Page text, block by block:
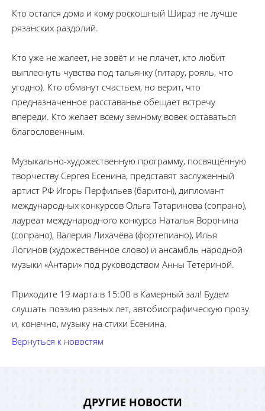
Кто остался дома и кому роскошный Шираз не лучше
рязанских раздолий.
Кто уже не жалеет, не зовёт и не плачет, кто любит
выплеснуть чувства под тальянку (гитару, рояль, что
угодно). Кто обманут счастьем, но верит, что
предназначенное расставанье обещает встречу
впереди. Кто желает всему земному вовек оставаться
благословенным.
Музыкально-художественную программу, посвящённую
творчеству Сергея Есенина, представят заслуженный
артист РФ Игорь Перфильев (баритон), дипломант
международных конкурсов Ольга Татаринова (сопрано),
лауреат международного конкурса Наталья Воронина
(сопрано), Валерия Лихачёва (фортепиано), Илья
Логинов (художественное слово) и ансамбль народной
музыки «Антари» под руководством Анны Тетериной.
Приходите 19 марта в 15:00 в Камерный зал! Будем
слушать поэзию разных лет, автобиографическую прозу
и, конечно, музыку на стихи Есенина.
Вернуться к новостям
ДРУГИЕ НОВОСТИ